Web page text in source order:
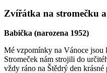
Zvířátka na stromečku
Babička (narozena 1952)
Mé vzpomínky na Vánoce jsou
Stromeček nám strojili do
vždy ráno na Štědrý den krásné